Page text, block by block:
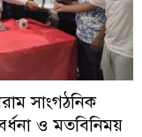
সাংগঠনিক
ও মতবিনিময়